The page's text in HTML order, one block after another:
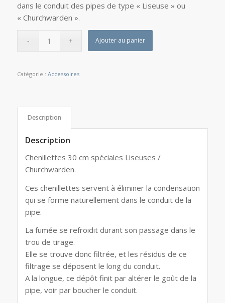
dans le conduit des pipes de type « Liseuse » ou
« Churchwarden ».
Ajouter au panier
Catégorie : Accessoires
Description
Description
Chenillettes 30 cm spéciales Liseuses /
Churchwarden.
Ces chenillettes servent à éliminer la condensation
qui se forme naturellement dans le conduit de la
pipe.
La fumée se refroidit durant son passage dans le
trou de tirage.
Elle se trouve donc filtrée, et les résidus de ce
filtrage se déposent le long du conduit.
A la longue, ce dépôt finit par altérer le goût de la
pipe, voir par boucher le conduit.